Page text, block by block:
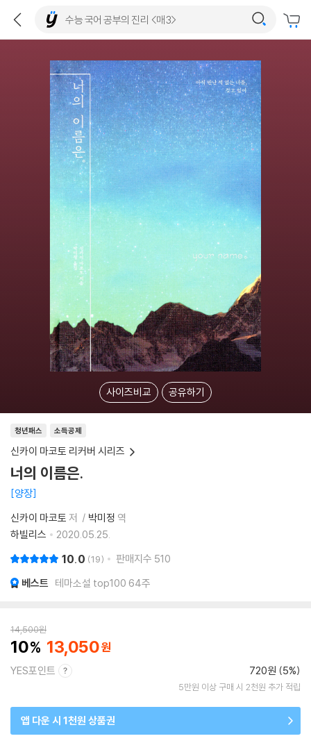
사이즈비교 공유하기
소득공제
청년패스
신카이 마코토 리커버 시리즈
너의 이름은.
양장
신카이 마코토 저 박미정 역
하빌리스
2020.05.25.
10.0 19 판매지수 510
베스트 테마소설 top100 64주
14,500원
10 13,050
YES포인트 720원 (5%)
5만원 이상 구매 시 2천원 추가 적립
앱 다운 시 1천원 상품권